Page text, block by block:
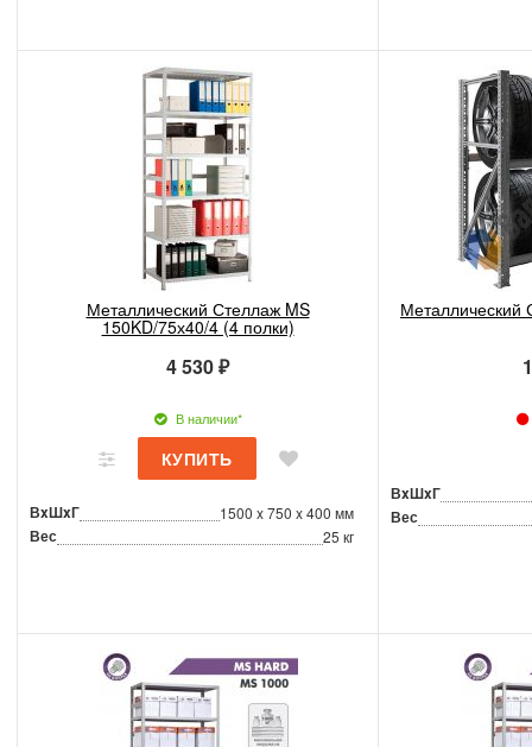
Металлический Стеллаж MS
150KD/75х40/4 (4 полки)
4 530 ₽
В наличии*
ВxШxГ 1500 x 750 x 400 мм
Вес 25 кг
Металлический
ВxШxГ
Вес